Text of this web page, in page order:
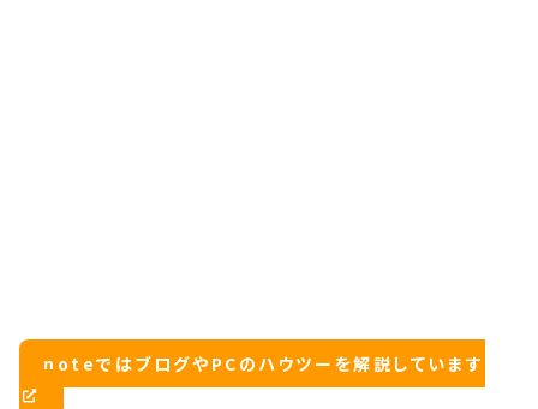
noteではブログやPCのハウツーを解説しています